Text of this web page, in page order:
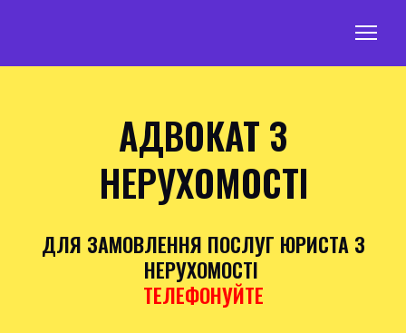
АДВОКАТ З
НЕРУХОМОСТІ
ДЛЯ ЗАМОВЛЕННЯ ПОСЛУГ ЮРИСТА З
НЕРУХОМОСТІ
ТЕЛЕФОНУЙТЕ